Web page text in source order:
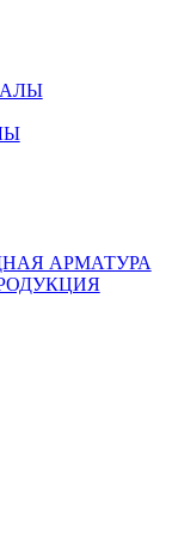
АРМАТУРА